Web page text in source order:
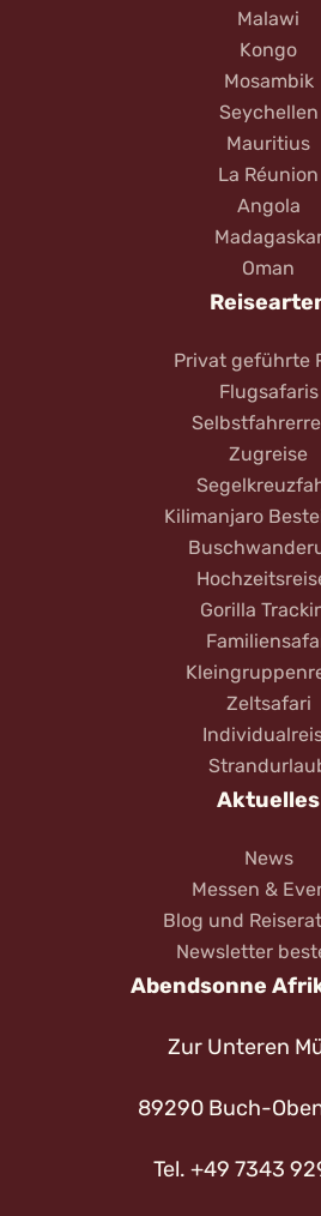
Malawi
Kongo
Mosambik
Seychellen
Mauritius
La Réunion
Angola
Oman
Privat geführte
Flugsafaris
Zugreise
Kilimanjaro
Gorilla
Zeltsafari
Aktuelles
News
Messen &
Blog und
Newsletter
Abendsonne
Zur Unteren
89290 Buch-
Tel. +49 7343